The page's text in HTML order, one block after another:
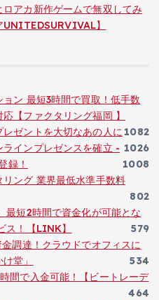
ロアカ新作ゲームで無双してみ
】
ン 最短3時間で買取！低手数
【ファクタリング福岡 】
1082
ゼントを大切なあの人に
1026
インプレゼンスを確立 -
録！
1008
ング 業界最低水準手数料
802
最短2時間で資金化が可能とな
ス！【LINK】
579
調達！クラウドでオフィスに
堂」
534
間で入金可能！【ビートレーデ
464